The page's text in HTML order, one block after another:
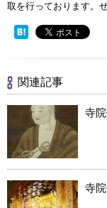
取を行っております。
関連記事
寺
寺